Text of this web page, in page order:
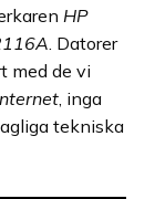
HP
. Datorer
med de vi
, inga
tekniska